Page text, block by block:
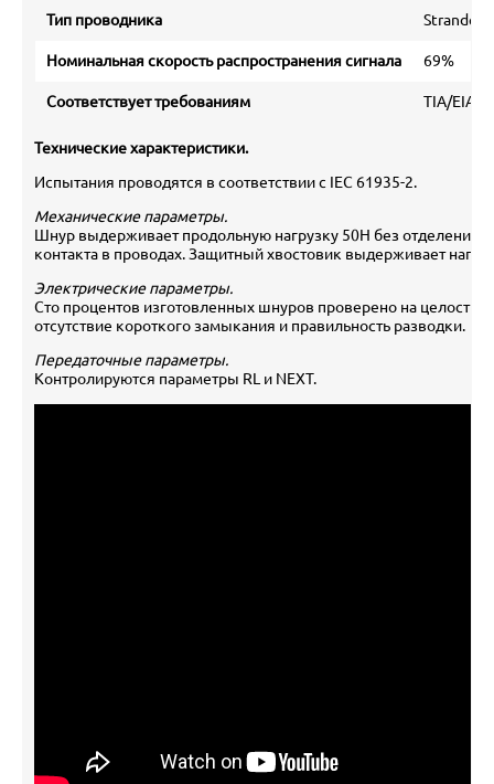
Тип проводника Stranded
Номинальная скорость распространения сигнала 69%
Соответствует требованиям TIA/EIA
Технические характеристики.
Испытания проводятся в соответствии с IEC 61935-2.
Механические параметры.
Шнур выдерживает продольную нагрузку 50Н без отделения
контакта в проводах. Защитный хвостовик выдерживает
Электрические параметры.
Сто процентов изготовленных шнуров проверено на
отсутствие короткого замыкания и правильность разводки.
Передаточные параметры.
Контролируются параметры RL и NEXT.